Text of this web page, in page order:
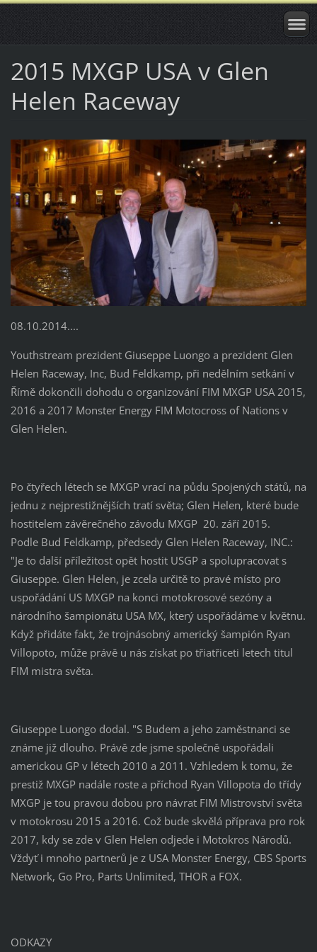
2015 MXGP USA v Glen
Helen Raceway
08.10.2014....
Youthstream prezident Giuseppe Luongo a prezident Glen
Helen Raceway, Inc, Bud Feldkamp, při nedělním setkání v
Římě dokončili dohodu o organizování FIM MXGP USA 2015,
2016 a 2017 Monster Energy FIM Motocross of Nations v
Glen Helen.
Po čtyřech létech se MXGP vrací na půdu Spojených států, na
jednu z nejprestižnějších tratí světa; Glen Helen, které bude
hostitelem závěrečného závodu MXGP 20. září 2015.
Podle Bud Feldkamp, předsedy Glen Helen Raceway, INC.:
"Je to další příležitost opět hostit USGP a spolupracovat s
Giuseppe. Glen Helen, je zcela určitě to pravé místo pro
uspořádání US MXGP na konci motokrosové sezóny a
národního šampionátu USA MX, který uspořádáme v květnu.
Když přidáte fakt, že trojnásobný americký šampión Ryan
Villopoto, může právě u nás získat po třiatřiceti letech titul
FIM mistra světa.
Giuseppe Luongo dodal. "S Budem a jeho zaměstnanci se
známe již dlouho. Právě zde jsme společně uspořádali
americkou GP v létech 2010 a 2011. Vzhledem k tomu, že
prestiž MXGP nadále roste a příchod Ryan Villopota do třídy
MXGP je tou pravou dobou pro návrat FIM Mistrovství světa
v motokrosu 2015 a 2016. Což bude skvělá příprava pro rok
2017, kdy se zde v Glen Helen odjede i Motokros Národů.
Vždyť i mnoho partnerů je z USA Monster Energy, CBS Sports
Network, Go Pro, Parts Unlimited, THOR a FOX.
ODKAZY